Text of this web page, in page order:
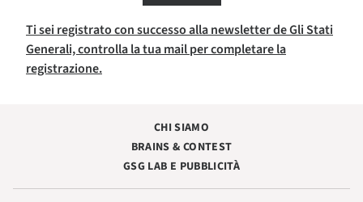
Ti sei registrato con successo alla newsletter de Gli Stati
Generali, controlla la tua mail per completare la
registrazione.
CHI SIAMO
BRAINS & CONTEST
GSG LAB E PUBBLICITÀ